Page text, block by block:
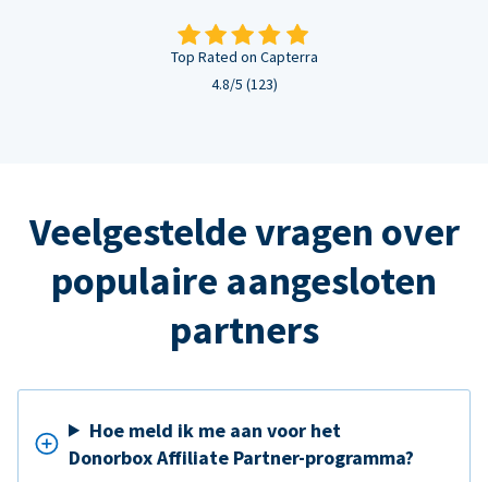
Top Rated on Capterra
4.8/5 (123)
Veelgestelde vragen over
populaire aangesloten
partners
Hoe meld ik me aan voor het
Donorbox Affiliate Partner-programma?